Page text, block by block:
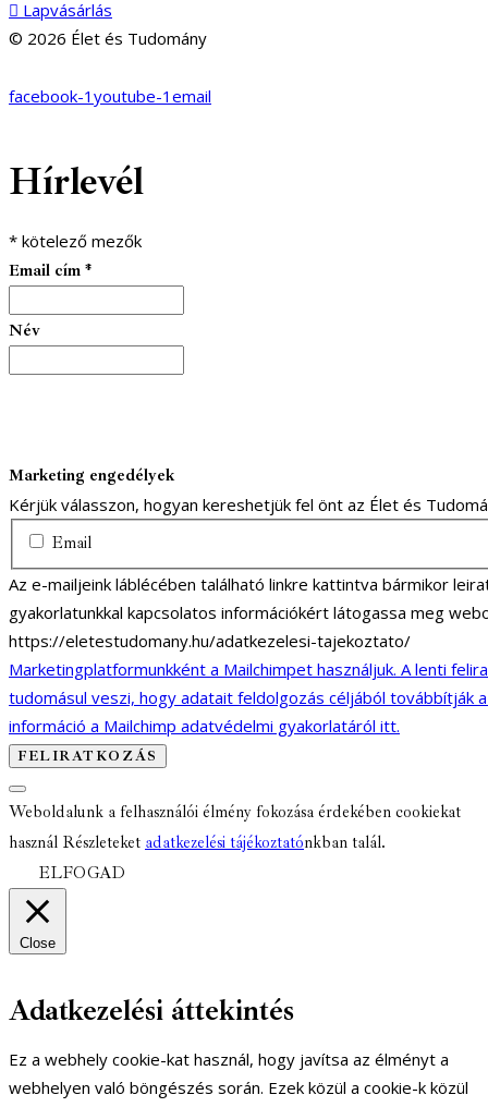
Lapvásárlás
© 2026 Élet és Tudomány
facebook-1 youtube-1 email
Hírlevél
* kötelező mezők
Email cím *
Név
Marketing engedélyek
Kérjük válasszon, hogyan kereshetjük fel önt az Élet és
Email
Az e-mailjeink láblécében található linkre kattintva bármikor
gyakorlatunkkal kapcsolatos információkért látogassa meg
https://eletestudomany.hu/adatkezelesi-tajekoztato/
Marketingplatformunkként a Mailchimpet használjuk. A lenti
tudomásul veszi, hogy adatait feldolgozás céljából továbbítják
információ a Mailchimp adatvédelmi gyakorlatáról itt.
Weboldalunk a felhasználói élmény fokozása érdekében cookiekat
használ Részleteket adatkezelési tájékoztatónkban talál.
ELFOGAD
Close
Adatkezelési áttekintés
Ez a webhely cookie-kat használ, hogy javítsa az élményt a
webhelyen való böngészés során. Ezek közül a cookie-k közül